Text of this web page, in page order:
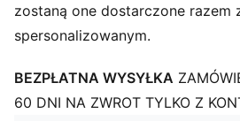
zostaną one dostarczone razem
spersonalizowanym.
BEZPŁATNA WYSYŁKA
60 DNI NA ZWROT TYLKO Z